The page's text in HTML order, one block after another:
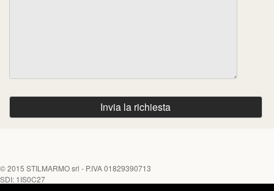
© 2015 STILMARMO srl - P.IVA 01829390713
SDI: 1IS0C27